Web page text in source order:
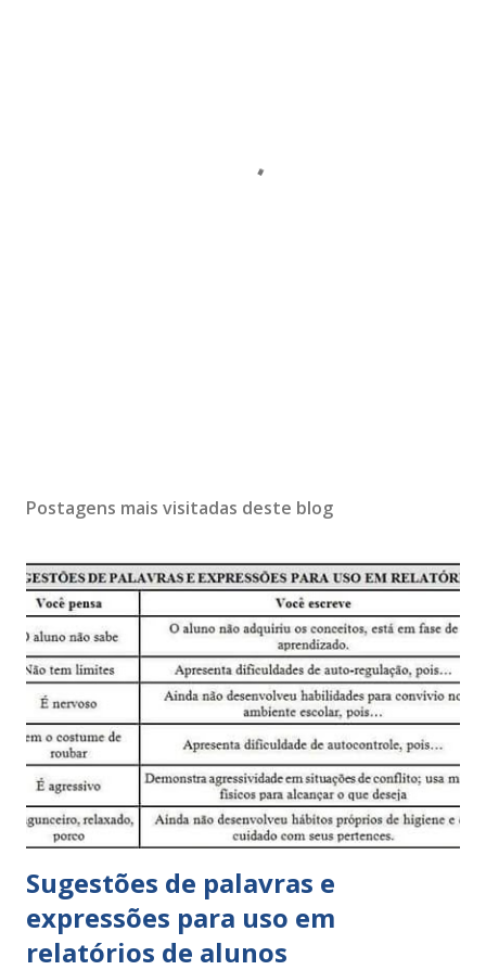
Postagens mais visitadas deste blog
Sugestões de palavras e
expressões para uso em
relatórios de alunos